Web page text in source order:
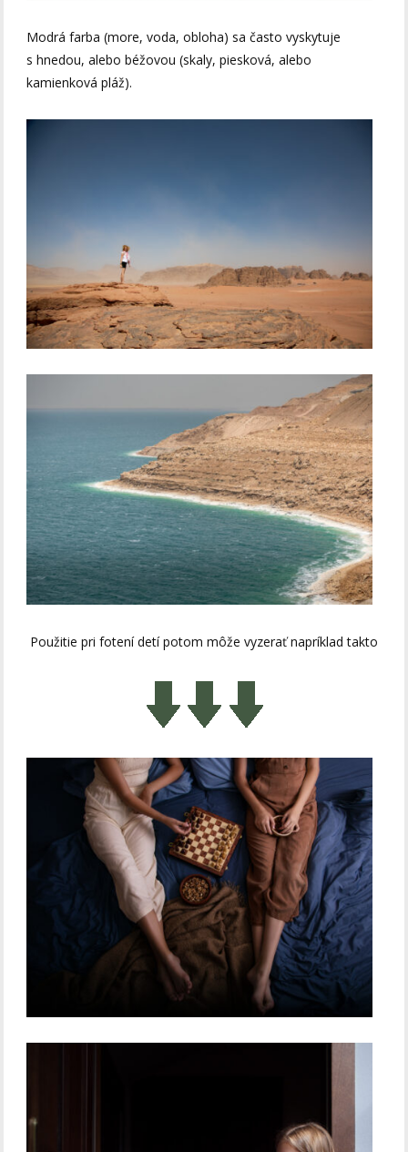
Modrá farba (more, voda, obloha) sa často vyskytuje
s hnedou, alebo béžovou (skaly, piesková, alebo
kamienková pláž).
Použitie pri fotení detí potom môže vyzerať napríklad takto